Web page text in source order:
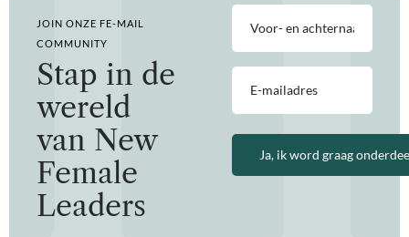
JOIN ONZE FE-MAIL
COMMUNITY
Stap in de
wereld
van New
Female
Leaders
Voor-
E-
mailadres